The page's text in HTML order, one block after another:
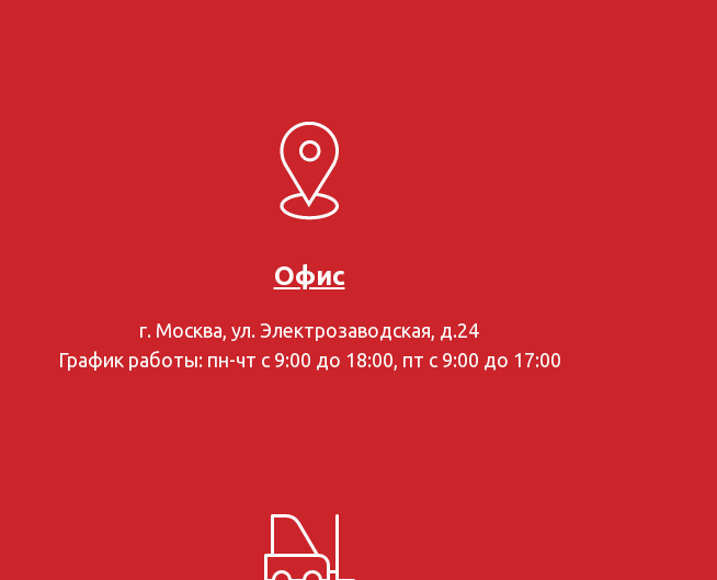
Офис
г. Москва, ул. Электрозаводская, д.24
График работы: пн-чт с 9:00 до 18:00, пт с 9:00 до 17:00